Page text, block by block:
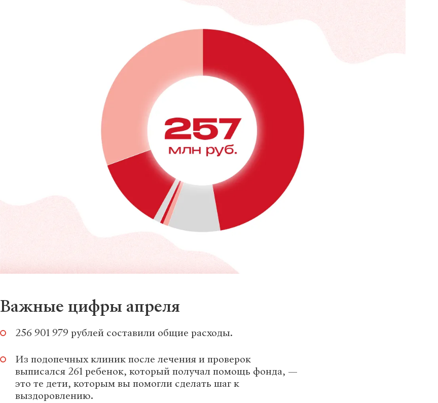
Важные цифры апреля
256 901 979 рублей составили общие расходы.
Из подопечных клиник после лечения и проверок
выписался 261 ребенок, который получал помощь фонда, —
это те дети, которым вы помогли сделать шаг к
выздоровлению.